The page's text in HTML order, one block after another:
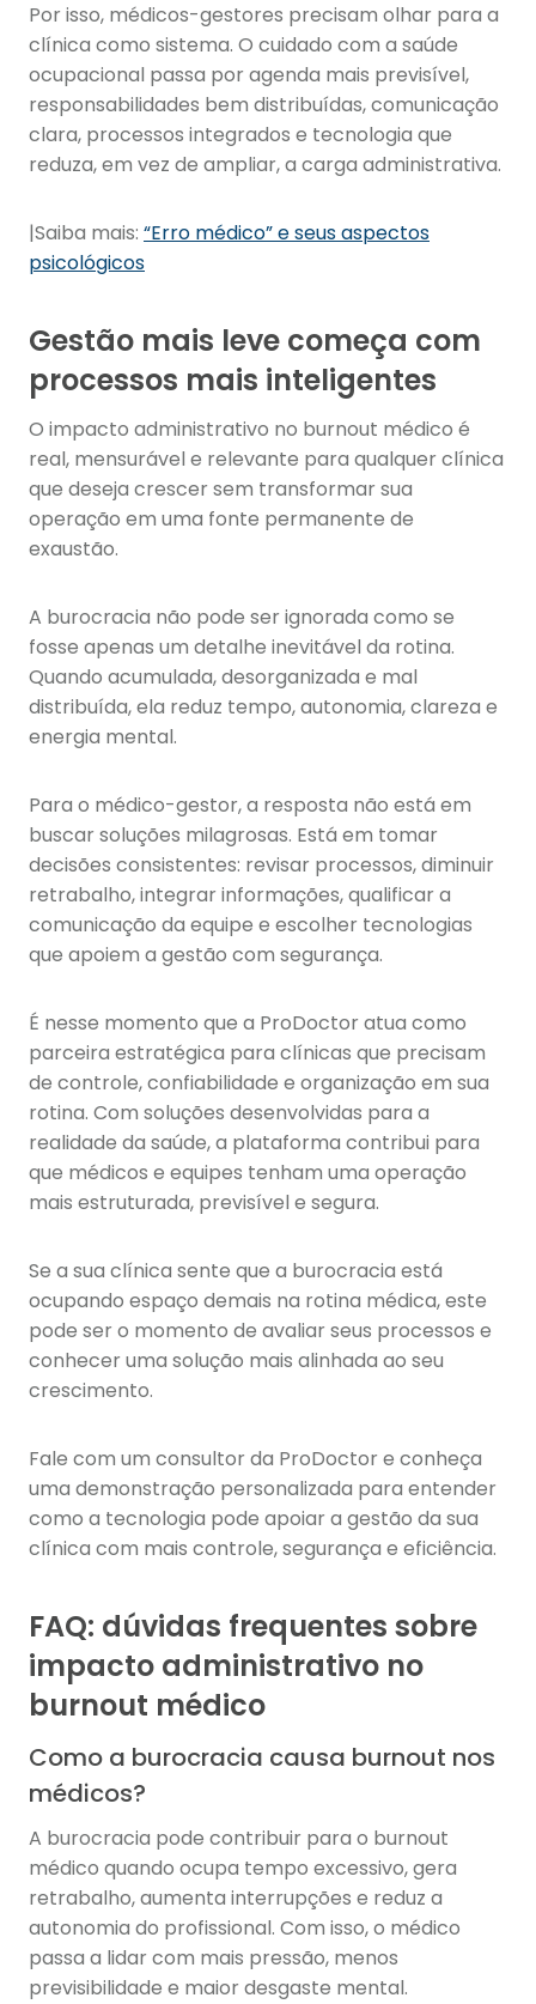
Por isso, médicos-gestores precisam olhar para a
clínica como sistema. O cuidado com a saúde
ocupacional passa por agenda mais previsível,
responsabilidades bem distribuídas, comunicação
clara, processos integrados e tecnologia que
reduza, em vez de ampliar, a carga administrativa.
|Saiba mais: “Erro médico” e seus aspectos
psicológicos
Gestão mais leve começa com
processos mais inteligentes
O impacto administrativo no burnout médico é
real, mensurável e relevante para qualquer clínica
que deseja crescer sem transformar sua
operação em uma fonte permanente de
exaustão.
A burocracia não pode ser ignorada como se
fosse apenas um detalhe inevitável da rotina.
Quando acumulada, desorganizada e mal
distribuída, ela reduz tempo, autonomia, clareza e
energia mental.
Para o médico-gestor, a resposta não está em
buscar soluções milagrosas. Está em tomar
decisões consistentes: revisar processos, diminuir
retrabalho, integrar informações, qualificar a
comunicação da equipe e escolher tecnologias
que apoiem a gestão com segurança.
É nesse momento que a ProDoctor atua como
parceira estratégica para clínicas que precisam
de controle, confiabilidade e organização em sua
rotina. Com soluções desenvolvidas para a
realidade da saúde, a plataforma contribui para
que médicos e equipes tenham uma operação
mais estruturada, previsível e segura.
Se a sua clínica sente que a burocracia está
ocupando espaço demais na rotina médica, este
pode ser o momento de avaliar seus processos e
conhecer uma solução mais alinhada ao seu
crescimento.
Fale com um consultor da ProDoctor e conheça
uma demonstração personalizada para entender
como a tecnologia pode apoiar a gestão da sua
clínica com mais controle, segurança e eficiência.
FAQ: dúvidas frequentes sobre
impacto administrativo no
burnout médico
Como a burocracia causa burnout nos
médicos?
A burocracia pode contribuir para o burnout
médico quando ocupa tempo excessivo, gera
retrabalho, aumenta interrupções e reduz a
autonomia do profissional. Com isso, o médico
passa a lidar com mais pressão, menos
previsibilidade e maior desgaste mental.